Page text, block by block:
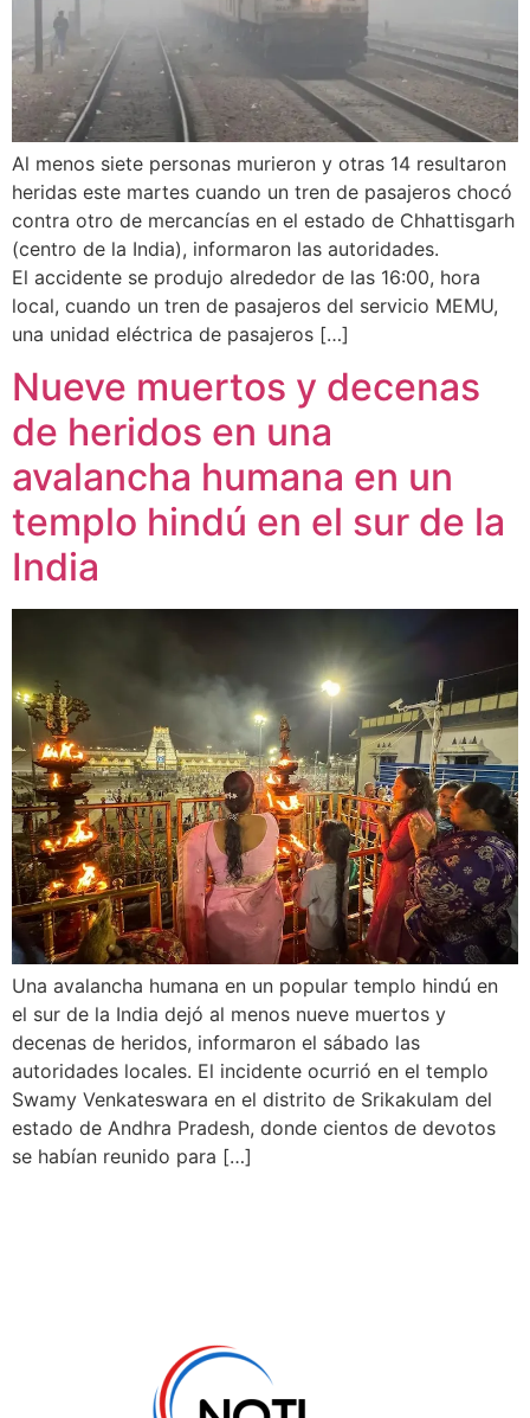
Al menos siete personas murieron y otras 14 resultaron
heridas este martes cuando un tren de pasajeros chocó
contra otro de mercancías en el estado de Chhattisgarh
(centro de la India), informaron las autoridades.
El accidente se produjo alrededor de las 16:00, hora
local, cuando un tren de pasajeros del servicio MEMU,
una unidad eléctrica de pasajeros […]
Nueve muertos y decenas
de heridos en una
avalancha humana en un
templo hindú en el sur de la
India
Una avalancha humana en un popular templo hindú en
el sur de la India dejó al menos nueve muertos y
decenas de heridos, informaron el sábado las
autoridades locales. El incidente ocurrió en el templo
Swamy Venkateswara en el distrito de Srikakulam del
estado de Andhra Pradesh, donde cientos de devotos
se habían reunido para […]